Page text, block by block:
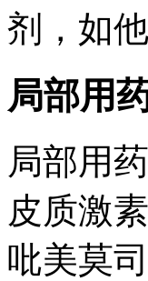
剂，如
局部用
局部用
皮质激
吡美莫